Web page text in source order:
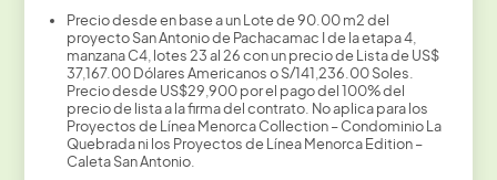
Precio desde en base a un Lote de 90.00 m2 del
proyecto San Antonio de Pachacamac I de la etapa 4,
manzana C4, lotes 23 al 26 con un precio de Lista de US$
37,167.00 Dólares Americanos o S/141,236.00 Soles.
Precio desde US$29,900 por el pago del 100% del
precio de lista a la firma del contrato. No aplica para los
Proyectos de Línea Menorca Collection – Condominio La
Quebrada ni los Proyectos de Línea Menorca Edition –
Caleta San Antonio.